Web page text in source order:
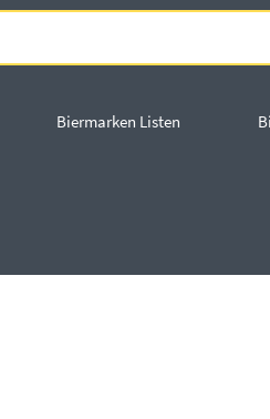
Biermarken Listen